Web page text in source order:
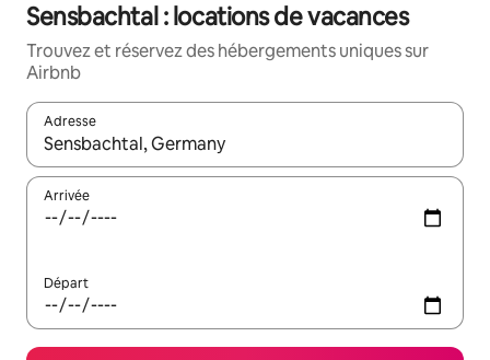
Sensbachtal : locations de vacances
Trouvez et réservez des hébergements uniques sur
Airbnb
Adresse
Lorsque les résultats s'affichent, utilisez les flèches vers le
Arrivée
Départ